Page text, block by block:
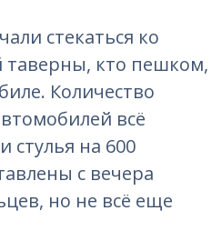
стекаться ко
таверны, кто пешком,
Количество
всё
стулья на 600
с вечера
но не всё еще